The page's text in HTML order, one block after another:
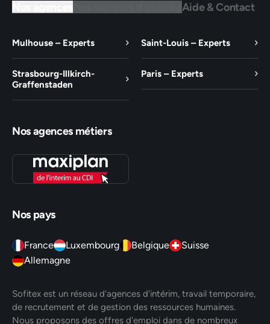
Aide & Contact
Mulhouse – Experts Saint-Louis – Experts
Strasbourg-Illkirch-
Graffenstaden
Paris – Experts
Nos agences métiers
Nos pays
France Luxembourg Belgique
Suisse
Allemagne
Sofitex est un réseau d'agences d'intérim, travail temporaire,
de recrutement et de gestion des ressources humaines.
Nous proposons des offres d'emploi dans de nombreux